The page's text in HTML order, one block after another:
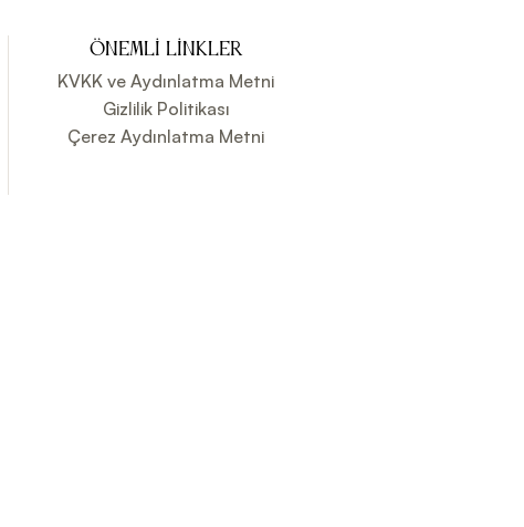
ÖNEMLI LINKLER
KVKK ve Aydınlatma Metni
Gizlilik Politikası
Çerez Aydınlatma Metni